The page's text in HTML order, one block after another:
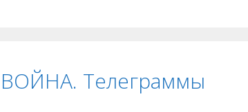
ВОЙНА. Телеграммы